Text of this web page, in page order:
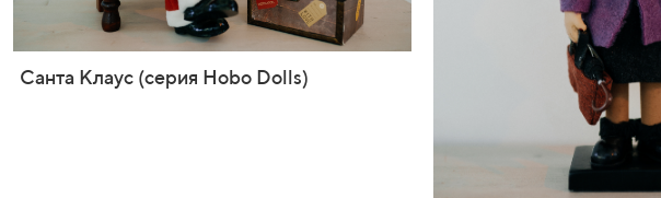
Санта Клаус (серия Hobo Dolls)